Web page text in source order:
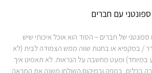
עם חברים
ספונטני של חברים – הסוד הוא אוכל איכותי שיש
/ במקפיא או בחנות שווה ממש הצמודה לבית (לא
במיוחד) ומעט מחשבה על הנראות. לא תאמינו איך
בכלים, במפה ובמיקום השולחן משנה את המראה